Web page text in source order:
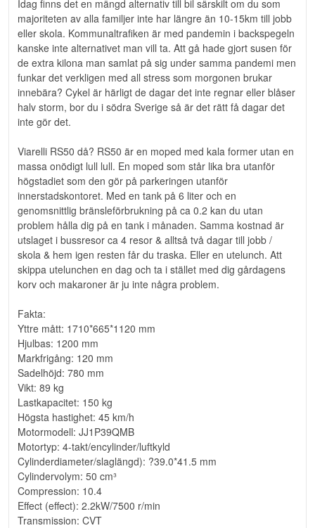
Idag finns det en mängd alternativ till bil särskilt om du som
majoriteten av alla familjer inte har längre än 10-15km till jobb
eller skola. Kommunaltrafiken är med pandemin i backspegeln
kanske inte alternativet man vill ta. Att gå hade gjort susen för
de extra kilona man samlat på sig under samma pandemi men
funkar det verkligen med all stress som morgonen brukar
innebära? Cykel är härligt de dagar det inte regnar eller blåser
halv storm, bor du i södra Sverige så är det rätt få dagar det
inte gör det.
Viarelli RS50 då? RS50 är en moped med kala former utan en
massa onödigt lull lull. En moped som står lika bra utanför
högstadiet som den gör på parkeringen utanför
innerstadskontoret. Med en tank på 6 liter och en
genomsnittlig bränsleförbrukning på ca 0.2 kan du utan
problem hålla dig på en tank i månaden. Samma kostnad är
utslaget i bussresor ca 4 resor & alltså två dagar till jobb /
skola & hem igen resten får du traska. Eller en utelunch. Att
skippa utelunchen en dag och ta i stället med dig gårdagens
korv och makaroner är ju inte några problem.
Fakta:
Yttre mått: 1710*665*1120 mm
Hjulbas: 1200 mm
Markfrigång: 120 mm
Sadelhöjd: 780 mm
Vikt: 89 kg
Lastkapacitet: 150 kg
Högsta hastighet: 45 km/h
Motormodell: JJ1P39QMB
Motortyp: 4-takt/encylinder/luftkyld
Cylinderdiameter/slaglängd): ?39.0*41.5 mm
Cylindervolym: 50 cm³
Compression: 10.4
Effect (effect): 2.2kW/7500 r/min
Transmission: CVT